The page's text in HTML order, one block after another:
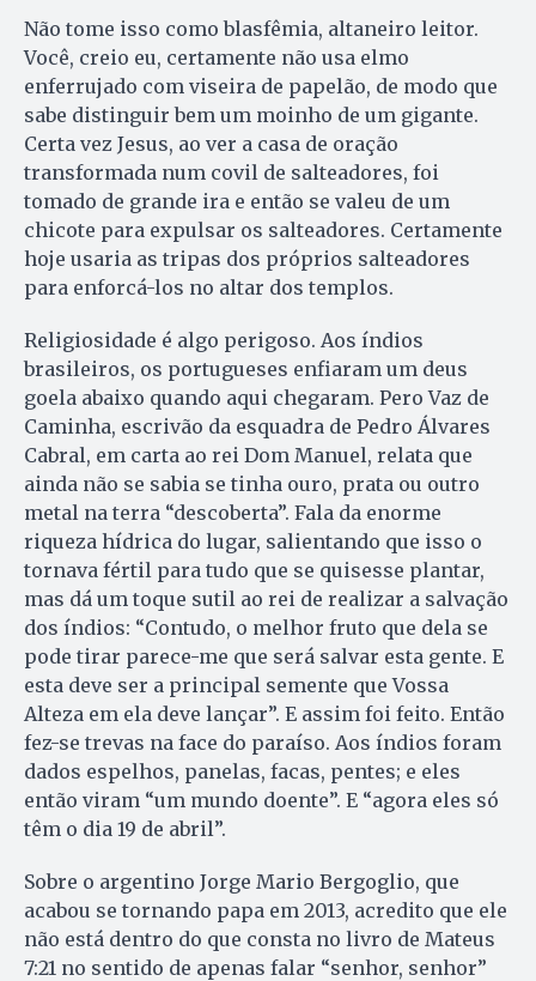
Não tome isso como blasfêmia, altaneiro leitor.
Você, creio eu, certamente não usa elmo
enferrujado com viseira de papelão, de modo que
sabe distinguir bem um moinho de um gigante.
Certa vez Jesus, ao ver a casa de oração
transformada num covil de salteadores, foi
tomado de grande ira e então se valeu de um
chicote para expulsar os salteadores. Certamente
hoje usaria as tripas dos próprios salteadores
para enforcá-los no altar dos templos.
Religiosidade é algo perigoso. Aos índios
brasileiros, os portugueses enfiaram um deus
goela abaixo quando aqui chegaram. Pero Vaz de
Caminha, escrivão da esquadra de Pedro Álvares
Cabral, em carta ao rei Dom Manuel, relata que
ainda não se sabia se tinha ouro, prata ou outro
metal na terra “descoberta”. Fala da enorme
riqueza hídrica do lugar, salientando que isso o
tornava fértil para tudo que se quisesse plantar,
mas dá um toque sutil ao rei de realizar a salvação
dos índios: “Contudo, o melhor fruto que dela se
pode tirar parece-me que será salvar esta gente. E
esta deve ser a principal semente que Vossa
Alteza em ela deve lançar”. E assim foi feito. Então
fez-se trevas na face do paraíso. Aos índios foram
dados espelhos, panelas, facas, pentes; e eles
então viram “um mundo doente”. E “agora eles só
têm o dia 19 de abril”.
Sobre o argentino Jorge Mario Bergoglio, que
acabou se tornando papa em 2013, acredito que ele
não está dentro do que consta no livro de Mateus
7:21 no sentido de apenas falar “senhor, senhor”